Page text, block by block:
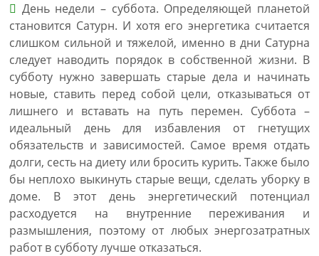
День недели – суббота. Определяющей планетой
становится Сатурн. И хотя его энергетика считается
слишком сильной и тяжелой, именно в дни Сатурна
следует наводить порядок в собственной жизни. В
субботу нужно завершать старые дела и начинать
новые, ставить перед собой цели, отказываться от
лишнего и вставать на путь перемен. Суббота –
идеальный день для избавления от гнетущих
обязательств и зависимостей. Самое время отдать
долги, сесть на диету или бросить курить. Также было
бы неплохо выкинуть старые вещи, сделать уборку в
доме. В этот день энергетический потенциал
расходуется на внутренние переживания и
размышления, поэтому от любых энергозатратных
работ в субботу лучше отказаться.